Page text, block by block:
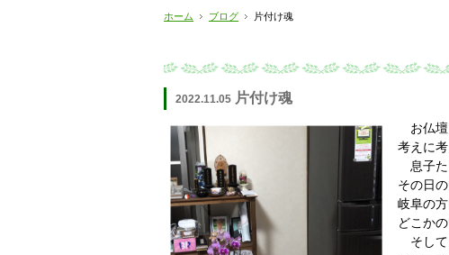
ホーム ブログ 片付け魂
2022.11.05 片付け魂
お仏壇
考えに
息子た
その日
岐阜の
どこか
そして